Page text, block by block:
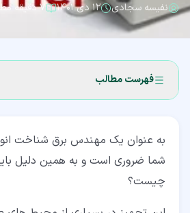
نفیسه سجادی ۱۲ دی ۱۴۰۱ ۷ دقیقه مطالعه
فهرست مطالب
۳‏- اساس کار اتوترانس چیست؟
به عنوان یک مهندس برق شناخت
شما ضروری است و به همین دلیل
چیست؟